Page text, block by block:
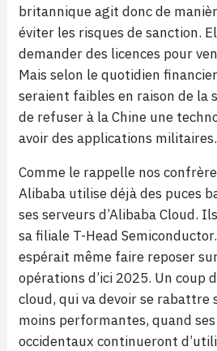
britannique agit donc de
éviter les risques de sanction.
demander des licences pour
Mais selon le quotidien
seraient faibles en raison de la
de refuser à la Chine une
avoir des applications militaires.
Comme le rappelle nos
Alibaba utilise déjà des puces
ses serveurs d’Alibaba Cloud.
sa filiale T-Head
espérait même faire reposer
opérations d’ici 2025. Un coup
cloud, qui va devoir se rabattre
moins performantes, quand
occidentaux continueront